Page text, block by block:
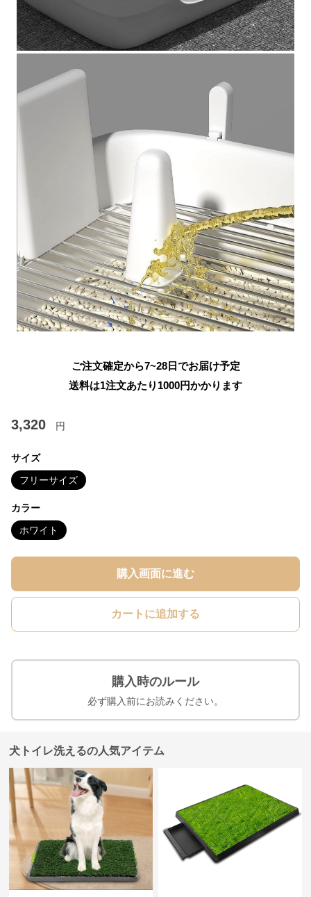
ご注文確定から7~28日でお届け予定
送料は1注文あたり 1000円かかります
3,320 円
サイズ
フリーサイズ
カラー
ホワイト
購入画面に進む
カートに追加する
購入時のルール
必ず購入前にお読みください。
犬トイレ洗えるの人気アイテム